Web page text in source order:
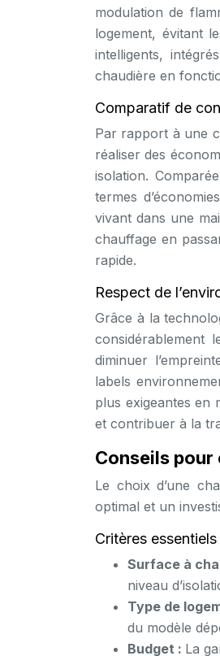
modulation de
logement, évitant
intelligents,
chaudière en
Comparatif de
Par rapport à une
réaliser des
isolation.
termes
vivant dans une
chauffage en
rapide.
Respect de
Grâce à la
considérablement
diminuer
labels
plus exigeantes en
et contribuer à la
Conseils
Le choix d’une
optimal et un
Critères
Surface à
niveau
Type de
du modèle
Budget : La